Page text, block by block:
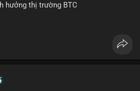
hưởng thị trường BTC